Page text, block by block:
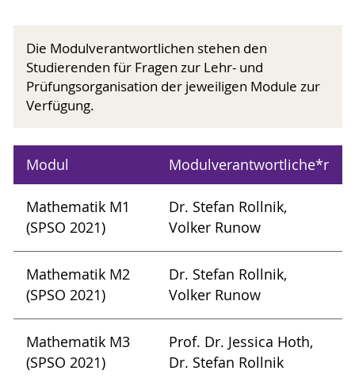
Die Modulverantwortlichen stehen den
Studierenden für Fragen zur Lehr- und
Prüfungsorganisation der jeweiligen Module zur
Verfügung.
Modul Modulverantwortliche*r
Mathematik M1
(SPSO 2021)
Dr. Stefan Rollnik,
Volker Runow
Mathematik M2
(SPSO 2021)
Dr. Stefan Rollnik,
Volker Runow
Mathematik M3
(SPSO 2021)
Prof. Dr. Jessica Hoth,
Dr. Stefan Rollnik